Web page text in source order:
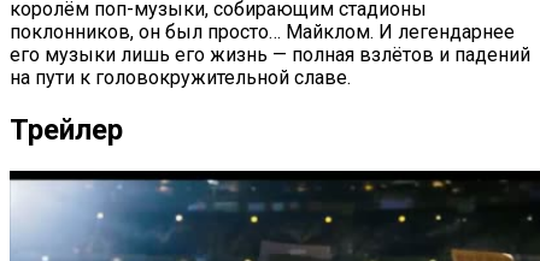
королём поп-музыки, собирающим стадионы
поклонников, он был просто… Майклом. И легендарнее
его музыки лишь его жизнь — полная взлётов и падений
на пути к головокружительной славе.
Трейлер